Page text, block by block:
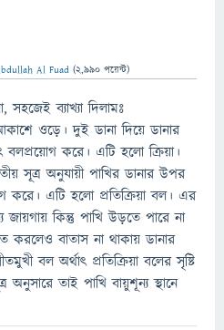
Al Fuad (2,990 পয়েন্ট)
সহজেই ব্যাখ্যা দিলামঃ
ওড়ে। দুই ডানা দিয়ে ডানার
বলপ্রয়োগ করে। এটি হলো ক্রিয়া।
সূত্র অনুযায়ী পাখির ডানার উপর
করে। এটি হলো প্রতিক্রিয়া বল। এর
কিন্তু পাখি উড়তে পারে না
করলেও বাতাস না থাকায় ডানার
বল অর্থাৎ প্রতিক্রিয়া বলের সৃষ্টি
তাই পাখি বায়ুশূন্য স্থানে